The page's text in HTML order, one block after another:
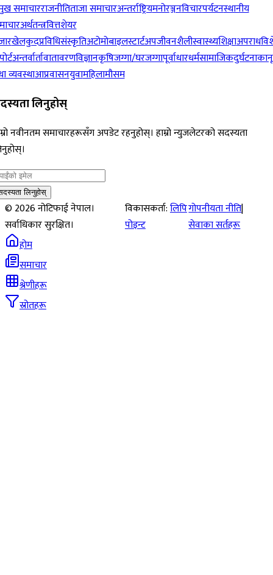
समाचारराजनीतिताजा समाचारअन्तर्राष्ट्रियमनोरञ्जनविचारपर्यटनस्थानीय
अर्थतन्त्रवित्तशेयर
खेलकुदप्रविधिसंस्कृतिअटोमोबाइलस्टार्टअपजीवनशैलीस्वास्थ्यशिक्षाअपराध
अन्तर्वार्तावातावरणविज्ञानकृषिजग्गा/घरजग्गापूर्वाधारधर्मसामाजिकदुर्घटना
व्यवस्थाआप्रवासनयुवामहिलामौसम
लिनुहोस्
नवीनतम समाचारहरूसँग अपडेट रहनुहोस्। हाम्रो न्युजलेटरको सदस्यता
लिनुहोस्
©2026नोटिफाई नेपाल।
सर्वाधिकार सुरक्षित।
विकासकर्ता:लिपि
पोइन्ट
गोपनीयता नीति|
सेवाका सर्तहरू
होम
समाचार
श्रेणीहरू
स्रोतहरू